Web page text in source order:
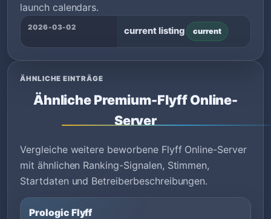
launch calendars.
2026-03-02 current listing current
ÄHNLICHE EINTRÄGE
Ähnliche Premium-Flyff Online-
Server
Vergleiche weitere beworbene Flyff Online-Server
mit ähnlichen Ranking-Signalen, Stimmen,
Startdaten und Betreiberbeschreibungen.
Prologic Flyff